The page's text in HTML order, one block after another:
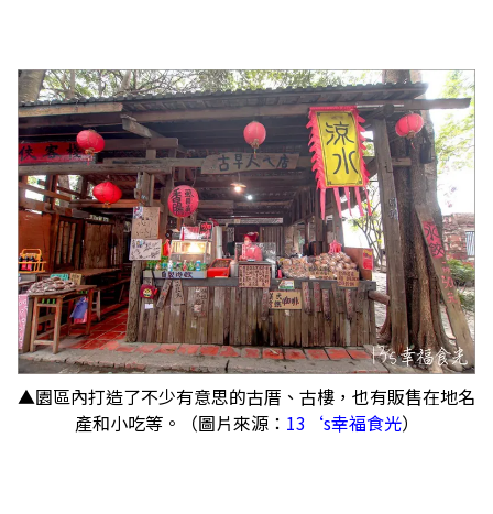
▲園區內打造了不少有意思的古厝、古樓，也有販售在地名
產和小吃等。（圖片來源： 13‘s幸福食光）